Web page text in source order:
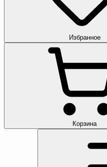
Избранное
Корзина